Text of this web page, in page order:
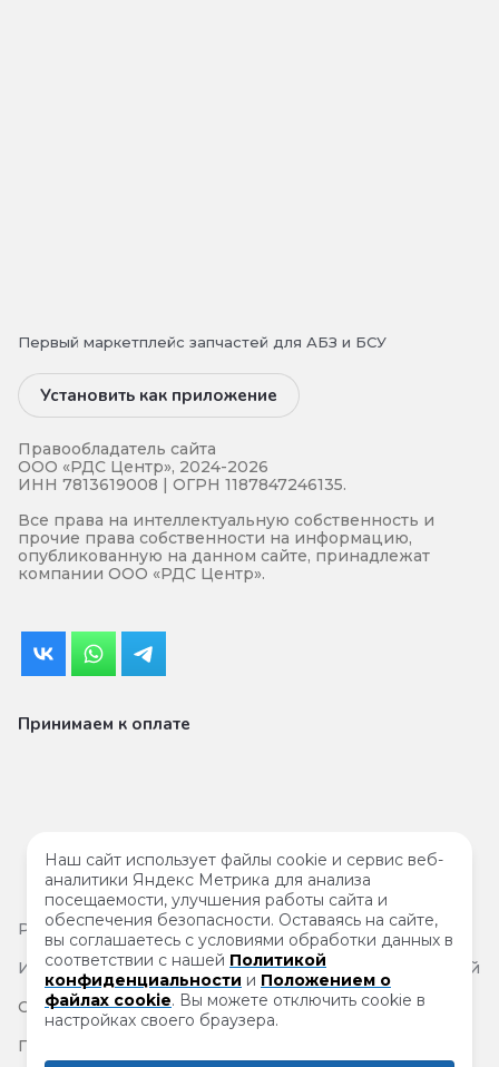
Первый маркетплейс запчастей для АБЗ и БСУ
Установить как приложение
Правообладатель сайта
ООО «РДС Центр», 2024-2026
ИНН 7813619008 | ОГРН 1187847246135.
Все права на интеллектуальную собственность и
прочие права собственности на информацию,
опубликованную на данном сайте, принадлежат
компании ООО «РДС Центр».
Принимаем к оплате
Результатыспециальной проверки условий труда
Информация на сайте не является публичной офертой
Согласие на обработку персональных данных
Политика защиты и обработки персональных данных
Наш сайт использует файлы cookie и сервис веб-
аналитики Яндекс Метрика для анализа
посещаемости, улучшения работы сайта и
обеспечения безопасности. Оставаясь на сайте,
вы соглашаетесь с условиями обработки данных в
соответствии с нашей Политикой
конфиденциальности и Положением о
файлах cookie. Вы можете отключить cookie в
настройках своего браузера.